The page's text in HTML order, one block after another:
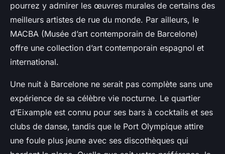
pourrez y admirer les œuvres murales de certains des
meilleurs artistes de rue du monde. Par ailleurs, le
MACBA (Musée d’art contemporain de Barcelone)
offre une collection d’art contemporain espagnol et
international.
Une nuit à Barcelone ne serait pas complète sans une
expérience de sa célèbre vie nocturne. Le quartier
d’Eixample est connu pour ses bars à cocktails et ses
clubs de danse, tandis que le Port Olympique attire
une foule plus jeune avec ses discothèques qui